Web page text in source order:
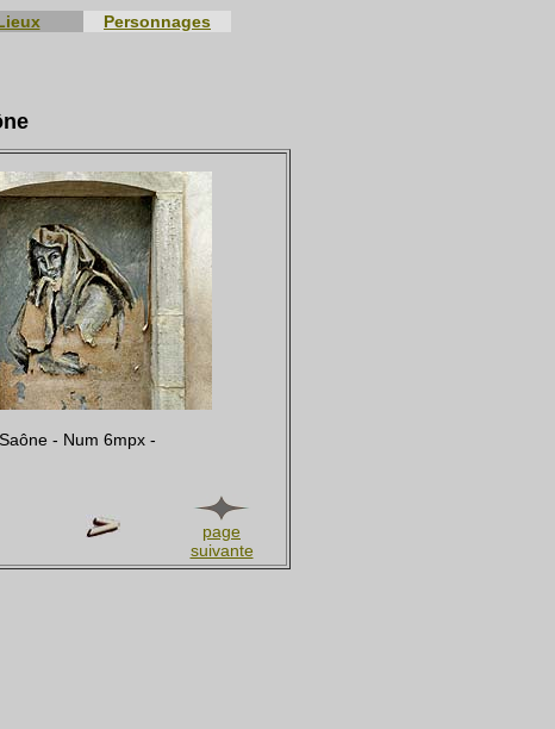
Personnages
- Num 6mpx -
page
suivante